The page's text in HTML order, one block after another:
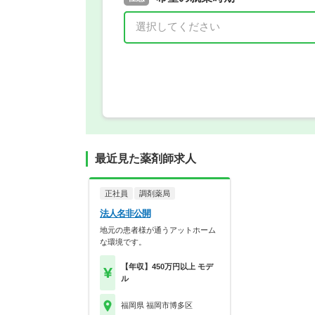
年 3月
最近見た薬剤師求人
正社員 調剤薬局
法人名非公開
地元の患者様が通うアットホーム
な環境です。
【年収】450万円以上 モデ
ル
福岡県 福岡市博多区